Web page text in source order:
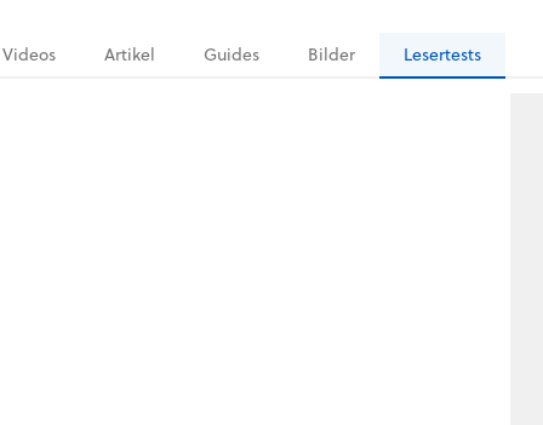
Videos Artikel Guides Bilder Lesertests